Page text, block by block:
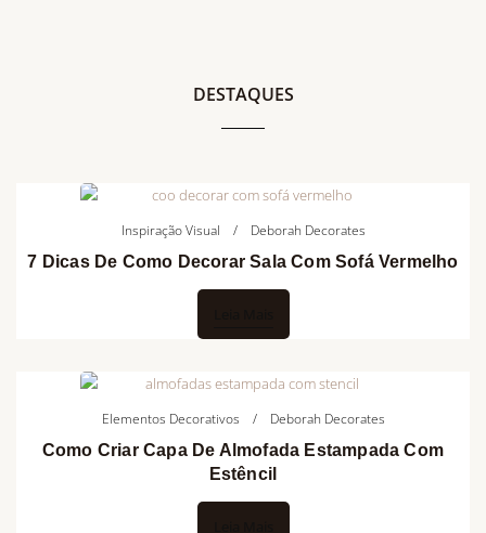
DESTAQUES
Inspiração Visual Deborah Decorates
7 Dicas De Como Decorar Sala Com Sofá Vermelho
Elementos Decorativos Deborah Decorates
Como Criar Capa De Almofada Estampada Com
Estêncil